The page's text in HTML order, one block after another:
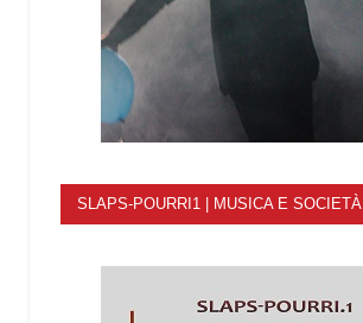
SLAPS-POURRI1 | MUSICA E SOCIETÀ